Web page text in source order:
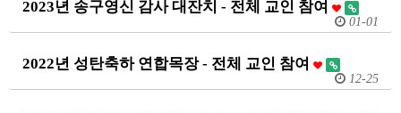
2023년 송구영신 감사 대잔치 - 전체 교인 참여
01-01
2022년 성탄축하 연합목장 - 전체 교인 참여
12-25